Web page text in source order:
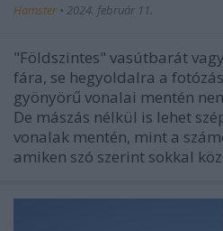
Hamster • 2024. február 11.
"Földszintes" vasútbarát
fára, se hegyoldalra a
gyönyörű vonalai mentén
De mászás nélkül is lehet
vonalak mentén, mint a
amiken szó szerint sokkal